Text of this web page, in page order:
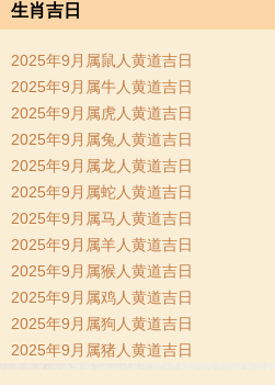
生肖吉日
2025年9月属鼠人黄道吉日
2025年9月属牛人黄道吉日
2025年9月属虎人黄道吉日
2025年9月属兔人黄道吉日
2025年9月属龙人黄道吉日
2025年9月属蛇人黄道吉日
2025年9月属马人黄道吉日
2025年9月属羊人黄道吉日
2025年9月属猴人黄道吉日
2025年9月属鸡人黄道吉日
2025年9月属狗人黄道吉日
2025年9月属猪人黄道吉日